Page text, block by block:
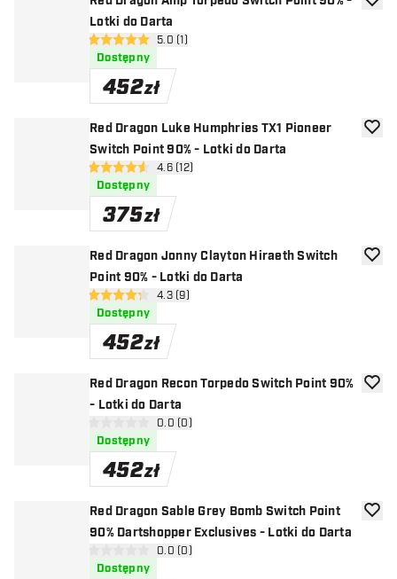
Lotki do Darta
otwórz panel recenzji
5 gwiazdki oceny
5.0 (1)
Dostępny
452zł
Red Dragon Luke Humphries TX1 Pioneer
Switch Point 90% - Lotki do Darta
otwórz panel recenzji
4.6 gwiazdki oceny
4.6 (12)
Dostępny
375zł
Red Dragon Jonny Clayton Hiraeth Switch
Point 90% - Lotki do Darta
otwórz panel recenzji
4.3 gwiazdki oceny
4.3 (9)
Dostępny
452zł
Red Dragon Recon Torpedo Switch Point 90%
- Lotki do Darta
otwórz panel recenzji
0 gwiazdki oceny0.0 (0)
Dostępny
452zł
Red Dragon Sable Grey Bomb Switch Point
90% Dartshopper Exclusives - Lotki do Darta
otwórz panel recenzji
0 gwiazdki oceny0.0 (0)
Dostępny